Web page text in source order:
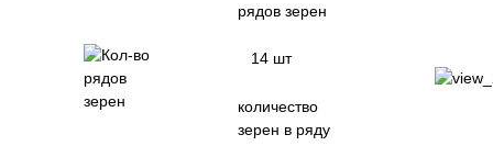
рядов зерен
14 шт
количество
зерен в ряду